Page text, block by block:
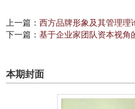
上一篇： 西方品牌形象及其管理理
下一篇： 基于企业家团队资本视角
本期封面